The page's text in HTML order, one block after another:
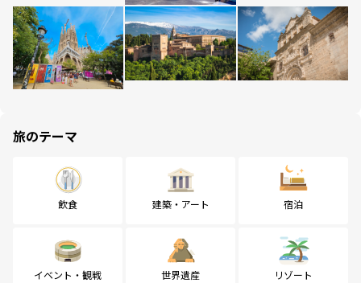
旅のテーマ
飲食 建築・アート 宿泊
イベント・観戦 世界遺産 リゾート